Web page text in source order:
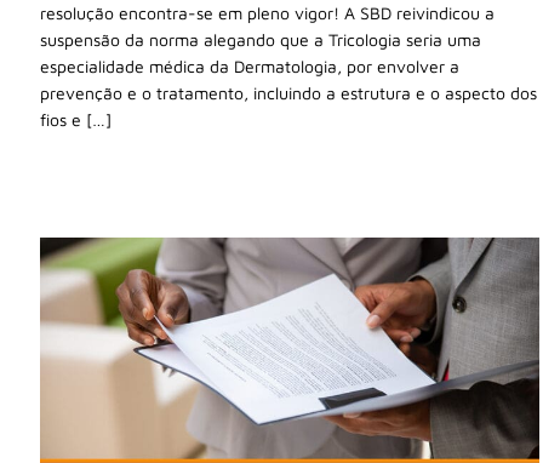
resolução encontra-se em pleno vigor! A SBD reivindicou a
suspensão da norma alegando que a Tricologia seria uma
especialidade médica da Dermatologia, por envolver a
prevenção e o tratamento, incluindo a estrutura e o aspecto dos
fios e […]